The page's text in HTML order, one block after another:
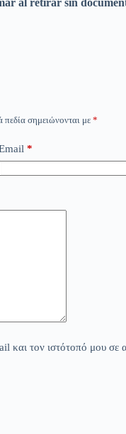
al retirar sin
πεδία σημειώνονται με*
*
και τον ιστότοπό μου σε